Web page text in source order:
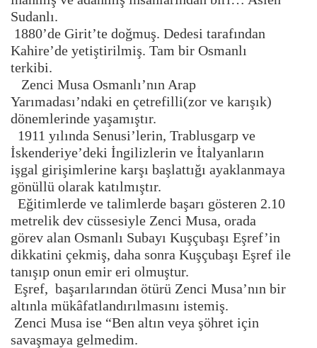
Sudanlı.
1880’de Girit’te doğmuş. Dedesi tarafından
Kahire’de yetiştirilmiş. Tam bir Osmanlı
terkibi.
Zenci Musa Osmanlı’nın Arap
Yarımadası’ndaki en çetrefilli(zor ve karışık)
dönemlerinde yaşamıştır.
1911 yılında Senusi’lerin, Trablusgarp ve
İskenderiye’deki İngilizlerin ve İtalyanların
işgal girişimlerine karşı başlattığı ayaklanmaya
gönüllü olarak katılmıştır.
Eğitimlerde ve talimlerde başarı gösteren 2.10
metrelik dev cüssesiyle Zenci Musa, orada
görev alan Osmanlı Subayı Kuşçubaşı Eşref’in
dikkatini çekmiş, daha sonra Kuşçubaşı Eşref ile
tanışıp onun emir eri olmuştur.
Eşref, başarılarından ötürü Zenci Musa’nın bir
altınla mükâfatlandırılmasını istemiş.
Zenci Musa ise “Ben altın veya şöhret için
savaşmaya gelmedim.